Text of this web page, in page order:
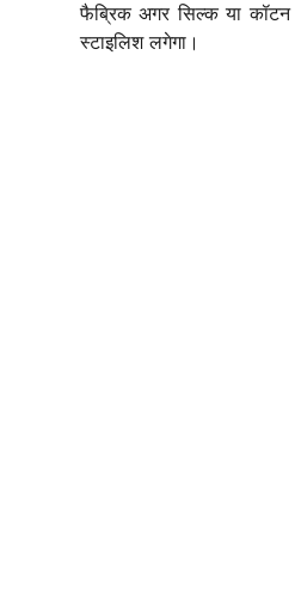
फैब्रिक अगर सिल्क या
स्टाइलिश लगेगा।